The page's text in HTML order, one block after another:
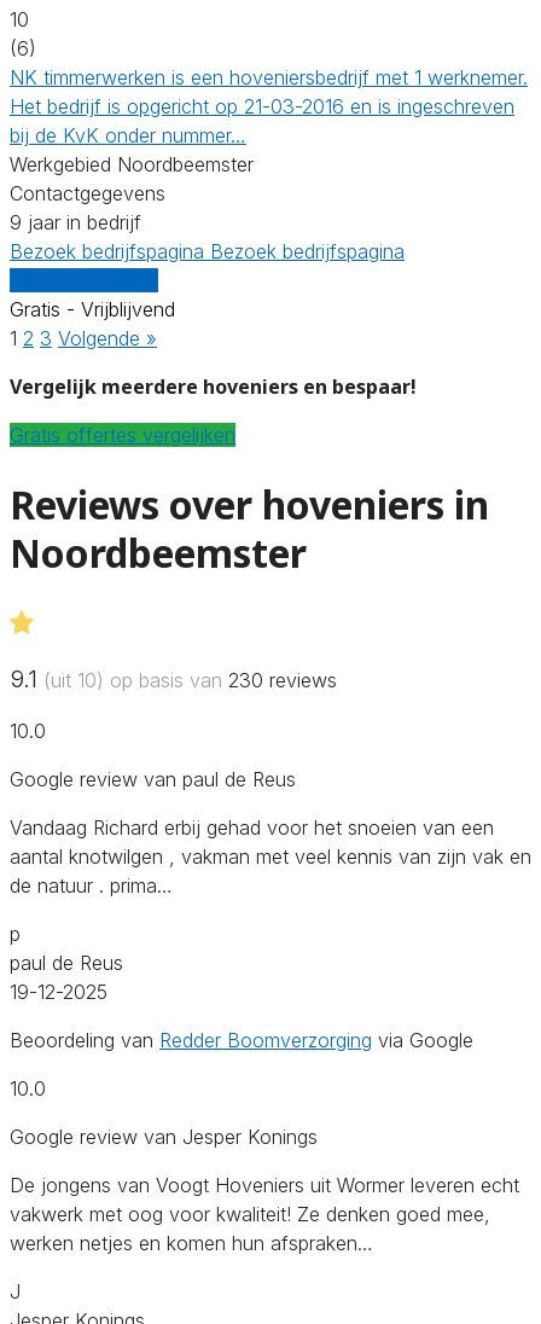
10
(6)
NK timmerwerken is een hoveniersbedrijf met 1 werknemer.
Het bedrijf is opgericht op 21-03-2016 en is ingeschreven
bij de KvK onder nummer…
Werkgebied Noordbeemster
Contactgegevens
9 jaar in bedrijf
Bezoek bedrijfspagina Bezoek bedrijfspagina
Gratis - Vrijblijvend
1 2 3 Volgende »
Vergelijk meerdere hoveniers en bespaar!
Gratis offertes vergelijken
Reviews over hoveniers in
Noordbeemster
9.1 (uit 10) op basis van 230 reviews
10.0
Google review van paul de Reus
Vandaag Richard erbij gehad voor het snoeien van een
aantal knotwilgen , vakman met veel kennis van zijn vak en
de natuur . prima…
p
paul de Reus
19-12-2025
Beoordeling van Redder Boomverzorging via Google
10.0
Google review van Jesper Konings
De jongens van Voogt Hoveniers uit Wormer leveren echt
vakwerk met oog voor kwaliteit! Ze denken goed mee,
werken netjes en komen hun afspraken…
J